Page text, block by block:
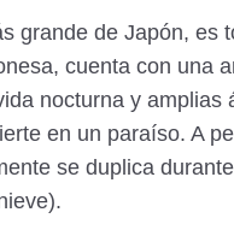
grande de Japón, es
cuenta con una
nocturna y amplias
en un paraíso. A
se duplica